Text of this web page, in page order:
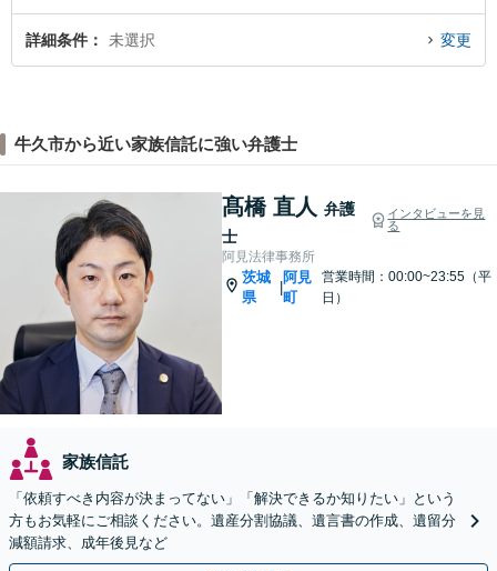
詳細条件 未選択 変更
牛久市から近い家族信託に強い弁護士
髙橋 直人 弁護
士
インタビューを見
る
阿見法律事務所
茨城
県
|
阿見
町
営業時間：00:00~23:55（平
日）
家族信託
「依頼すべき内容が決まってない」「解決できるか知りたい」という
方もお気軽にご相談ください。遺産分割協議、遺言書の作成、遺留分
減額請求、成年後見など